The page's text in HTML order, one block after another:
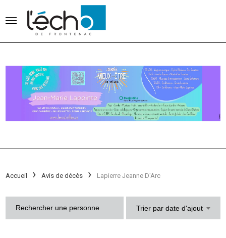
Accueil Avis de décès Lapierre Jeanne D'Arc
Trier par date d'ajout